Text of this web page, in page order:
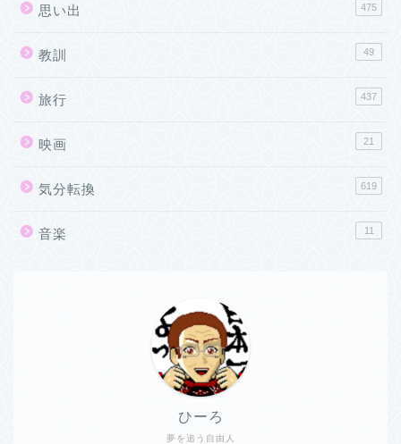
思い出 475
教訓 49
旅行 437
映画 21
気分転換 619
音楽 11
夢を追う自由人
ひーろ